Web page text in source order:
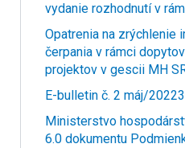
vydanie rozhodnutí v
Opatrenia na zrýchlenie
čerpania v rámci
projektov v gescii MH
E-bulletin č. 2 máj/20223
Ministerstvo
6.0 dokumentu